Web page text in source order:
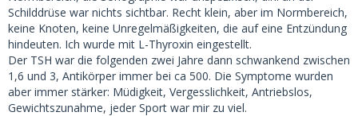
Schilddrüse war nichts sichtbar. Recht klein, aber im Normbereich,
keine Knoten, keine Unregelmäßigkeiten, die auf eine Entzündung
hindeuten. Ich wurde mit L-Thyroxin eingestellt.
Der TSH war die folgenden zwei Jahre dann schwankend zwischen
1,6 und 3, Antikörper immer bei ca 500. Die Symptome wurden
aber immer stärker: Müdigkeit, Vergesslichkeit, Antriebslos,
Gewichtszunahme, jeder Sport war mir zu viel.